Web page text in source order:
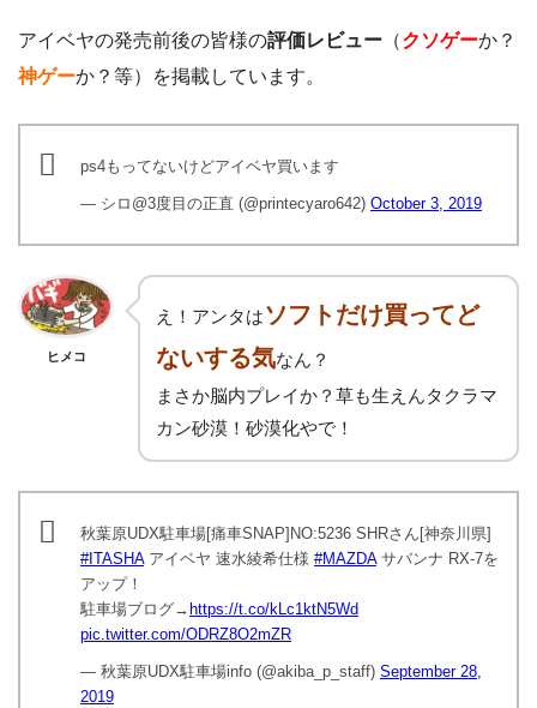
アイベヤの発売前後の皆様の評価レビュー （クソゲーか？
神ゲーか？等）を掲載しています。
ps4もってないけどアイベヤ買います
— シロ@3度目の正直 (@printecyaro642) October 3, 2019
ヒメコ
え！アンタはソフトだけ買ってど
ないする気なん？
まさか脳内プレイか？草も生えんタクラマ
カン砂漠！砂漠化やで！
秋葉原UDX駐車場[痛車SNAP]NO:5236 SHRさん[神奈川県]
#ITASHAアイベヤ 速水綾希仕様 #MAZDAサバンナ RX-7を
アップ！
駐車場ブログ→ https://t.co/kLc1ktN5Wd
pic.twitter.com/ODRZ8O2mZR
— 秋葉原UDX駐車場info (@akiba_p_staff) September 28,
2019